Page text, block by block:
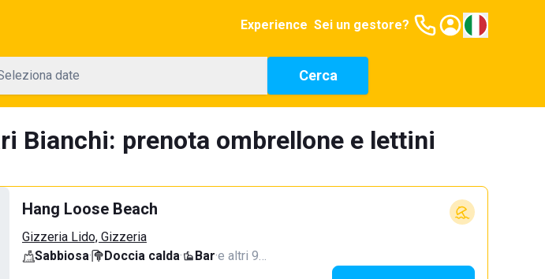
Experience Sei un gestore?
date Cerca
Bianchi: prenota ombrellone e lettini
Hang Loose Beach
Gizzeria Lido, Gizzeria
Sabbiosa· Doccia calda· Bar·e altri 9…